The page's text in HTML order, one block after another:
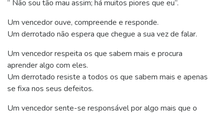
” Não sou tão mau assim; há muitos piores que eu”.
Um vencedor ouve, compreende e responde.
Um derrotado não espera que chegue a sua vez de falar.
Um vencedor respeita os que sabem mais e procura
aprender algo com eles.
Um derrotado resiste a todos os que sabem mais e apenas
se fixa nos seus defeitos.
Um vencedor sente-se responsável por algo mais que o